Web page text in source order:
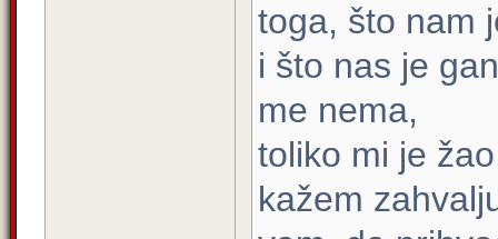
toga, što nam
i što nas je
me nema,
toliko mi je
kažem